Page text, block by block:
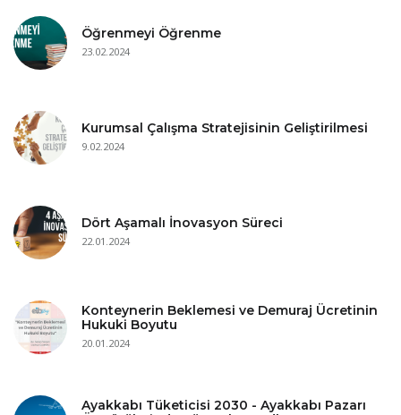
Öğrenmeyi Öğrenme
23.02.2024
Kurumsal Çalışma Stratejisinin Geliştirilmesi
9.02.2024
Dört Aşamalı İnovasyon Süreci
22.01.2024
Konteynerin Beklemesi ve Demuraj Ücretinin
Hukuki Boyutu
20.01.2024
Ayakkabı Tüketicisi 2030 - Ayakkabı Pazarı